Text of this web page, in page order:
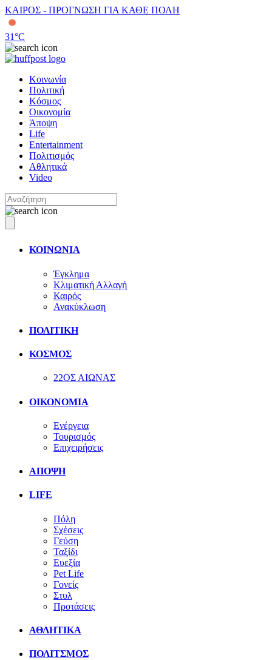
ΚΑΙΡΟΣ - ΠΡΟΓΝΩΣΗ ΓΙΑ ΚΑΘΕ ΠΟΛΗ
31°C
Κοινωνία
Πολιτική
Κόσμος
Οικονομία
Άποψη
Life
Entertainment
Πολιτισμός
Αθλητικά
Video
ΚΟΙΝΩΝΙΑ
Έγκλημα
Κλιματική Αλλαγή
Καιρός
Ανακύκλωση
ΠΟΛΙΤΙΚΗ
ΚΟΣΜΟΣ
22ΟΣ ΑΙΩΝΑΣ
ΟΙΚΟΝΟΜΙΑ
Ενέργεια
Τουρισμός
Επιχειρήσεις
ΑΠΟΨΗ
LIFE
Πόλη
Σχέσεις
Γεύση
Ταξίδι
Ευεξία
Pet Life
Γονείς
Στυλ
Προτάσεις
ΑΘΛΗΤΙΚΑ
ΠΟΛΙΤΣΜΟΣ